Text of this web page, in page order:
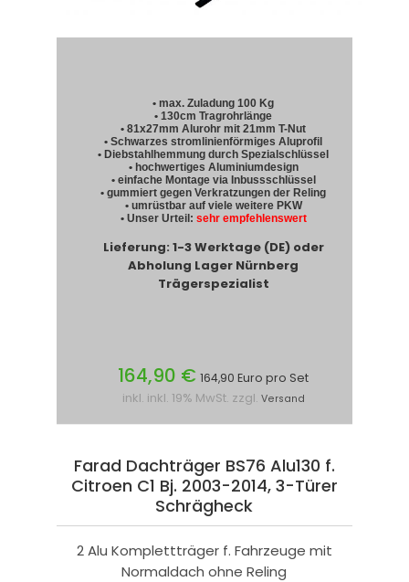
• max. Zuladung 100 Kg
• 130cm Tragrohrlänge
• 81x27mm Alurohr mit 21mm T-Nut
• Schwarzes stromlinienförmiges Aluprofil
• Diebstahlhemmung durch Spezialschlüssel
• hochwertiges Aluminiumdesign
• einfache Montage via Inbussschlüssel
• gummiert gegen Verkratzungen der Reling
• umrüstbar auf viele weitere PKW
• Unser Urteil: sehr empfehlenswert
Lieferung: 1-3 Werktage (DE) oder
Abholung Lager Nürnberg
Trägerspezialist
164,90 € 164,90 Euro pro Set
inkl. inkl. 19% MwSt. zzgl. Versand
Farad Dachträger BS76 Alu130 f.
Citroen C1 Bj. 2003-2014, 3-Türer
Schrägheck
2 Alu Komplettträger f. Fahrzeuge mit
Normaldach ohne Reling